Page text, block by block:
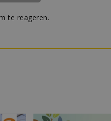
te reageren.